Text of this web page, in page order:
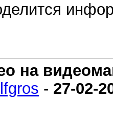
на
- 27-02-